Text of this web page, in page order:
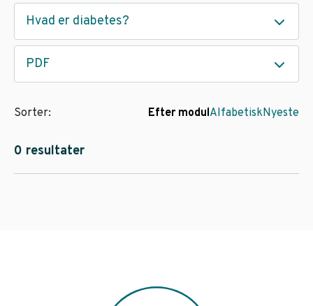
Hvad er diabetes?
PDF
0 resultater
Sorter: Efter modulAlfabetiskNyeste